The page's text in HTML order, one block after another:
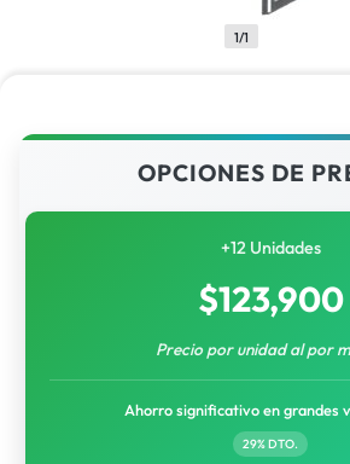
1/1
OPCIONES DE
+12 Unidades
$123,900
Precio por unidad al por
Ahorro significativo en grandes
29% DTO.